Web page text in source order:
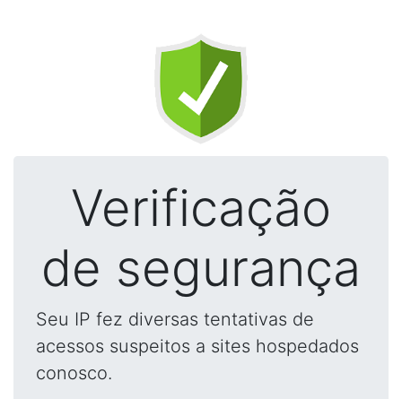
Verificação
de segurança
Seu IP fez diversas tentativas de
acessos suspeitos a sites hospedados
conosco.